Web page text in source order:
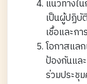
แนวทางใ
เป็นผู้ปฏิบั
เชื้อและก
โอกาสแล
ป้องกันแล
ร่วมประชุ